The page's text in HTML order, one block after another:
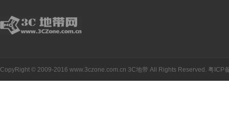
CopyRight © 2009-2016 www.3czone.com.cn 3C地带 All Rights Reserved. 粤ICP